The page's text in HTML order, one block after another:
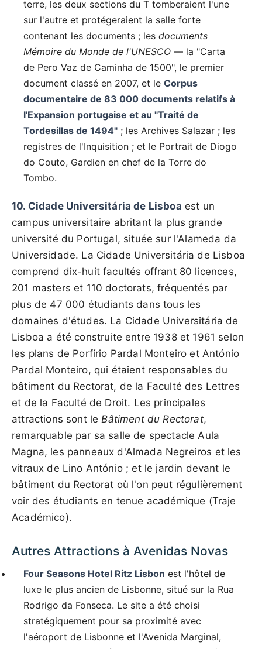
terre, les deux sections du T tomberaient l'une
sur l'autre et protégeraient la salle forte
contenant les documents ; les documents
Mémoire du Monde de l'UNESCO — la "Carta
de Pero Vaz de Caminha de 1500", le premier
document classé en 2007, et le Corpus
documentaire de 83 000 documents relatifs à
l'Expansion portugaise et au "Traité de
Tordesillas de 1494" ; les Archives Salazar ; les
registres de l'Inquisition ; et le Portrait de Diogo
do Couto, Gardien en chef de la Torre do
Tombo.
10. Cidade Universitária de Lisboa est un
campus universitaire abritant la plus grande
université du Portugal, située sur l'Alameda da
Universidade. La Cidade Universitária de Lisboa
comprend dix-huit facultés offrant 80 licences,
201 masters et 110 doctorats, fréquentés par
plus de 47 000 étudiants dans tous les
domaines d'études. La Cidade Universitária de
Lisboa a été construite entre 1938 et 1961 selon
les plans de Porfírio Pardal Monteiro et António
Pardal Monteiro, qui étaient responsables du
bâtiment du Rectorat, de la Faculté des Lettres
et de la Faculté de Droit. Les principales
attractions sont leBâtiment du Rectorat,
remarquable par sa salle de spectacle Aula
Magna, les panneaux d'Almada Negreiros et les
vitraux de Lino António ; et le jardin devant le
bâtiment du Rectorat où l'on peut régulièrement
voir des étudiants en tenue académique (Traje
Académico).
Autres Attractions à Avenidas Novas
Four Seasons Hotel Ritz Lisbon est l'hôtel de
luxe le plus ancien de Lisbonne, situé sur la Rua
Rodrigo da Fonseca. Le site a été choisi
stratégiquement pour sa proximité avec
l'aéroport de Lisbonne et l'Avenida Marginal,